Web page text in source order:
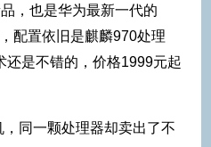
，也是华为最新一代的
配置依旧是麒麟970处理
还是不错的，价格1999元起